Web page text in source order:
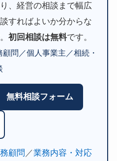
、経営の相談まで幅広
すればよいか分からな
初回相談は無料です。
問／個人事業主／相続・
無料相談フォーム
顧問 ／業務内容・対応